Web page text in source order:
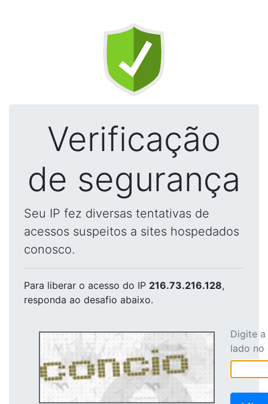
Verificação
de segurança
Seu IP fez diversas tentativas de
acessos suspeitos a sites hospedados
conosco.
Para liberar o acesso do IP 216.73.216.128,
responda ao desafio abaixo.
Digite
lado no